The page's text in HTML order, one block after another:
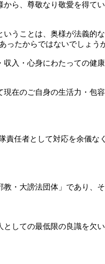
ら、尊敬なり敬愛を得て
うことは、奥様が法義的
ったからではないでしょう
入・心身にわたっての健
在のご自身の生活力・包
任者として対応を余儀な
・大謗法団体」であり、
しての最低限の良識を欠